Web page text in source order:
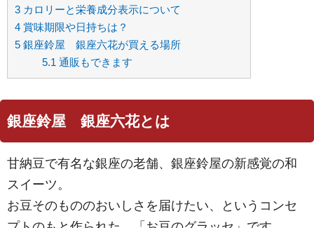
3 カロリーと栄養成分表示について
4 賞味期限や日持ちは？
5 銀座鈴屋 銀座六花が買える場所
5.1 通販もできます
銀座鈴屋 銀座六花とは
甘納豆で有名な銀座の老舗、銀座鈴屋の新感覚の和
スイーツ。
お豆そのもののおいしさを届けたい、というコンセ